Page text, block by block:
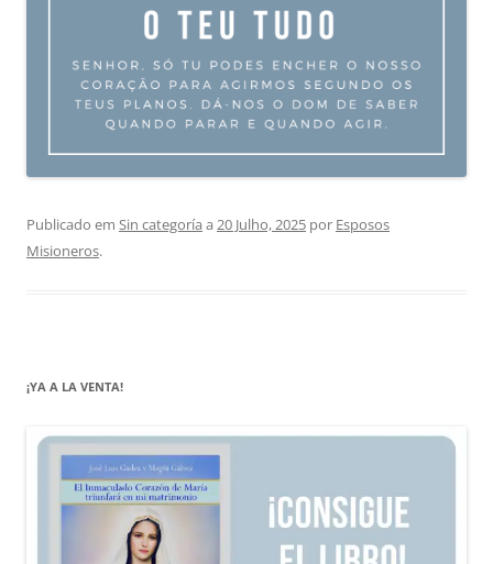
Publicado em Sin categoría a 20 Julho, 2025 por Esposos
Misioneros.
¡YA A LA VENTA!